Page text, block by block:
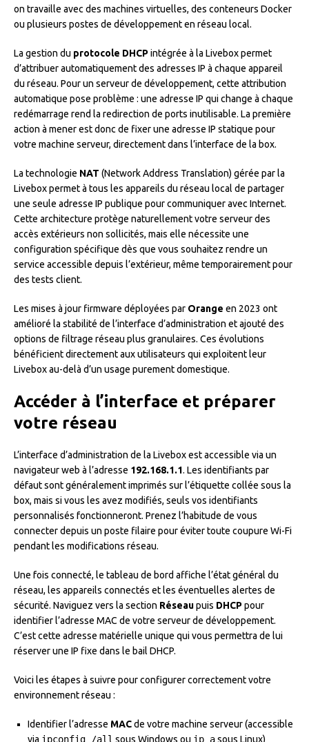
on travaille avec des machines virtuelles, des conteneurs Docker
ou plusieurs postes de développement en réseau local.
La gestion du protocole DHCPintégrée à la Livebox permet
d’attribuer automatiquement des adresses IP à chaque appareil
du réseau. Pour un serveur de développement, cette attribution
automatique pose problème : une adresse IP qui change à chaque
redémarrage rend la redirection de ports inutilisable. La première
action à mener est donc de fixer une adresse IP statique pour
votre machine serveur, directement dans l’interface de la box.
La technologie NAT (Network Address Translation) gérée par la
Livebox permet à tous les appareils du réseau local de partager
une seule adresse IP publique pour communiquer avec Internet.
Cette architecture protège naturellement votre serveur des
accès extérieurs non sollicités, mais elle nécessite une
configuration spécifique dès que vous souhaitez rendre un
service accessible depuis l’extérieur, même temporairement pour
des tests client.
Les mises à jour firmware déployées par Orange en 2023 ont
amélioré la stabilité de l’interface d’administration et ajouté des
options de filtrage réseau plus granulaires. Ces évolutions
bénéficient directement aux utilisateurs qui exploitent leur
Livebox au-delà d’un usage purement domestique.
Accéder à l’interface et préparer
votre réseau
L’interface d’administration de la Livebox est accessible via un
navigateur web à l’adresse 192.168.1.1. Les identifiants par
défaut sont généralement imprimés sur l’étiquette collée sous la
box, mais si vous les avez modifiés, seuls vos identifiants
personnalisés fonctionneront. Prenez l’habitude de vous
connecter depuis un poste filaire pour éviter toute coupure Wi-Fi
pendant les modifications réseau.
Une fois connecté, le tableau de bord affiche l’état général du
réseau, les appareils connectés et les éventuelles alertes de
sécurité. Naviguez vers la section Réseaupuis DHCPpour
identifier l’adresse MAC de votre serveur de développement.
C’est cette adresse matérielle unique qui vous permettra de lui
réserver une IP fixe dans le bail DHCP.
Voici les étapes à suivre pour configurer correctement votre
environnement réseau :
Identifier l’adresse MACde votre machine serveur (accessible
via ipconfig /all sous Windows ou ip asous Linux)